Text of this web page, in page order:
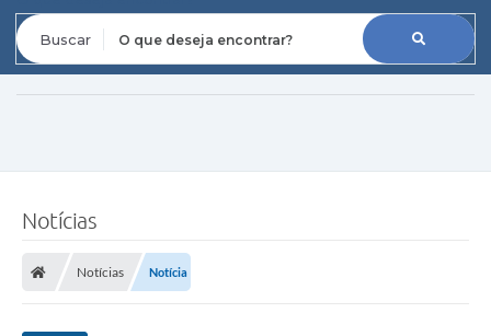
Notícias
Notícias Notícia